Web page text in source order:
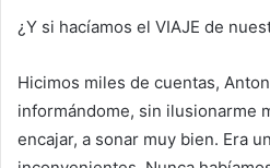
¿Y si hacíamos el VIAJE de
Hicimos miles de cuentas,
informándome, sin ilusionarme
encajar, a sonar muy bien. Era